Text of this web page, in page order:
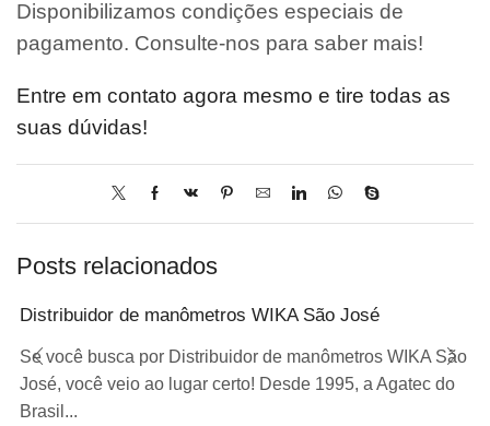
Disponibilizamos condições especiais de
pagamento. Consulte-nos para saber mais!
Entre em contato agora mesmo e tire todas as
suas dúvidas!
Posts relacionados
Distribuidor de manômetros WIKA São José
Se você busca por Distribuidor de manômetros WIKA São
José, você veio ao lugar certo! Desde 1995, a Agatec do
Brasil...